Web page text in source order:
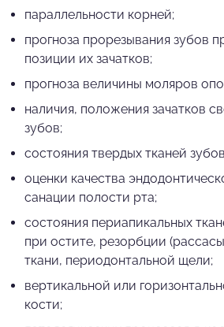
параллельности корней;
прогноза прорезывания зубов
позиции их зачатков;
прогноза величины моляров
наличия, положения зачатков
зубов;
состояния твердых тканей
оценки качества
санации полости рта;
состояния периапикальных
при остите, резорбции
ткани, периодонтальной щели;
вертикальной или
кости;